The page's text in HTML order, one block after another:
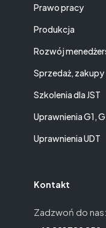
Prawo pracy
Produkcja
Rozwój
Sprzedaż, zakupy
Szkolenia dla JST
Uprawnienia G1,
Uprawnienia UDT
Kontakt
Zadzwoń do nas: